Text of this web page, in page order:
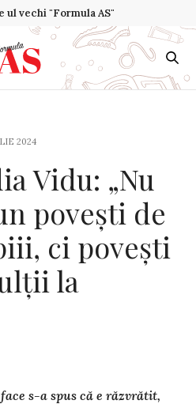
ul vechi "Formula AS"
2024
Vidu: „Nu
povești de
ci povești
la
s-a spus că e răzvrătit,